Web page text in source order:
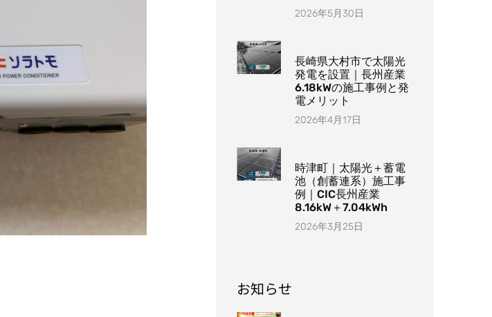
2026年5月30日
長崎県大村市で太陽光
発電を設置｜長州産業
6.18kWの施工事例と発
電メリット
2026年4月17日
時津町｜太陽光＋蓄電
池（創蓄連系）施工事
例｜CIC長州産業
8.16kW＋7.04kWh
2026年3月25日
お知らせ